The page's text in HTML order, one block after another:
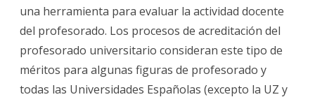
una herramienta para evaluar la actividad docente
del profesorado. Los procesos de acreditación del
profesorado universitario consideran este tipo de
méritos para algunas figuras de profesorado y
todas las Universidades Españolas (excepto la UZ y